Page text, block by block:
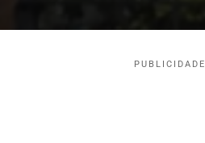
PUBLICIDADE